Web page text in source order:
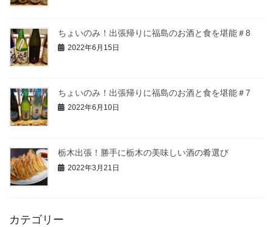
ちょいのみ！出張帰りに福島のお酒と食を堪能＃8
2022年6月15日
ちょいのみ！出張帰りに福島のお酒と食を堪能＃7
2022年6月10日
栃木出張！勝手に栃木の美味しい酒の肴選び
2022年3月21日
カテゴリー